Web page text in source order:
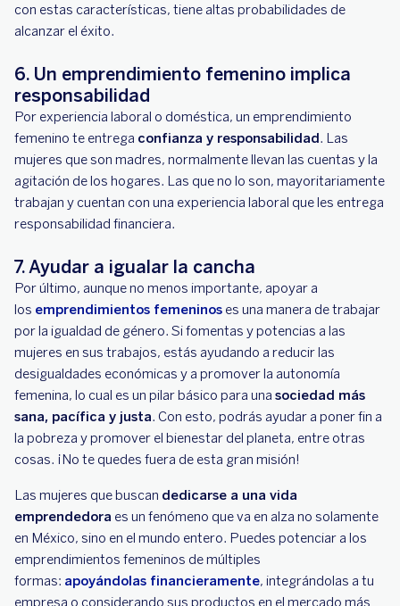
con estas características, tiene altas probabilidades de
alcanzar el éxito.
6. Un emprendimiento femenino implica
responsabilidad
Por experiencia laboral o doméstica, un emprendimiento
femenino te entrega confianza y responsabilidad. Las
mujeres que son madres, normalmente llevan las cuentas y la
agitación de los hogares. Las que no lo son, mayoritariamente
trabajan y cuentan con una experiencia laboral que les entrega
responsabilidad financiera.
7. Ayudar a igualar la cancha
Por último, aunque no menos importante, apoyar a
los emprendimientos femeninos es una manera de trabajar
por la igualdad de género. Si fomentas y potencias a las
mujeres en sus trabajos, estás ayudando a reducir las
desigualdades económicas y a promover la autonomía
femenina, lo cual es un pilar básico para una sociedad más
sana, pacífica y justa. Con esto, podrás ayudar a poner fin a
la pobreza y promover el bienestar del planeta, entre otras
cosas. ¡No te quedes fuera de esta gran misión!
Las mujeres que buscan dedicarse a una vida
emprendedora es un fenómeno que va en alza no solamente
en México, sino en el mundo entero. Puedes potenciar a los
emprendimientos femeninos de múltiples
formas: apoyándolas financieramente, integrándolas a tu
empresa o considerando sus productos en el mercado más